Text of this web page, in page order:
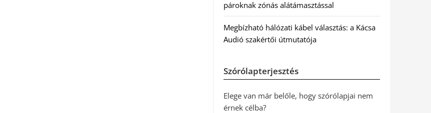
pároknak zónás alátámasztással
Megbízható hálózati kábel választás: a Kácsa
Audió szakértői útmutatója
Szórólapterjesztés
Elege van már belőle, hogy szórólapjai nem
érnek célba?